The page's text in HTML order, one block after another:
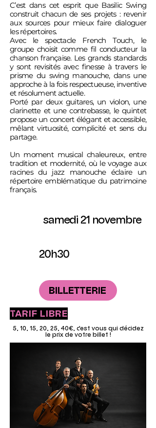
C’est dans cet esprit que Basilic Swing
construit chacun de ses projets : revenir
aux sources pour mieux faire dialoguer
les répertoires.
Avec le spectacle French Touch, le
groupe choisit comme fil conducteur la
chanson française. Les grands standards
y sont revisités avec finesse à travers le
prisme du swing manouche, dans une
approche à la fois respectueuse, inventive
et résolument actuelle.
Porté par deux guitares, un violon, une
clarinette et une contrebasse, le quintet
propose un concert élégant et accessible,
mêlant virtuosité, complicité et sens du
partage.
Un moment musical chaleureux, entre
tradition et modernité, où le voyage aux
racines du jazz manouche éclaire un
répertoire emblématique du patrimoine
français.
samedi 21 novembre
20h30
BILLETTERIE
TARIF LIBRE
5, 10, 15, 20, 25, 40€, c'est vous qui décidez
le prix de votre billet !